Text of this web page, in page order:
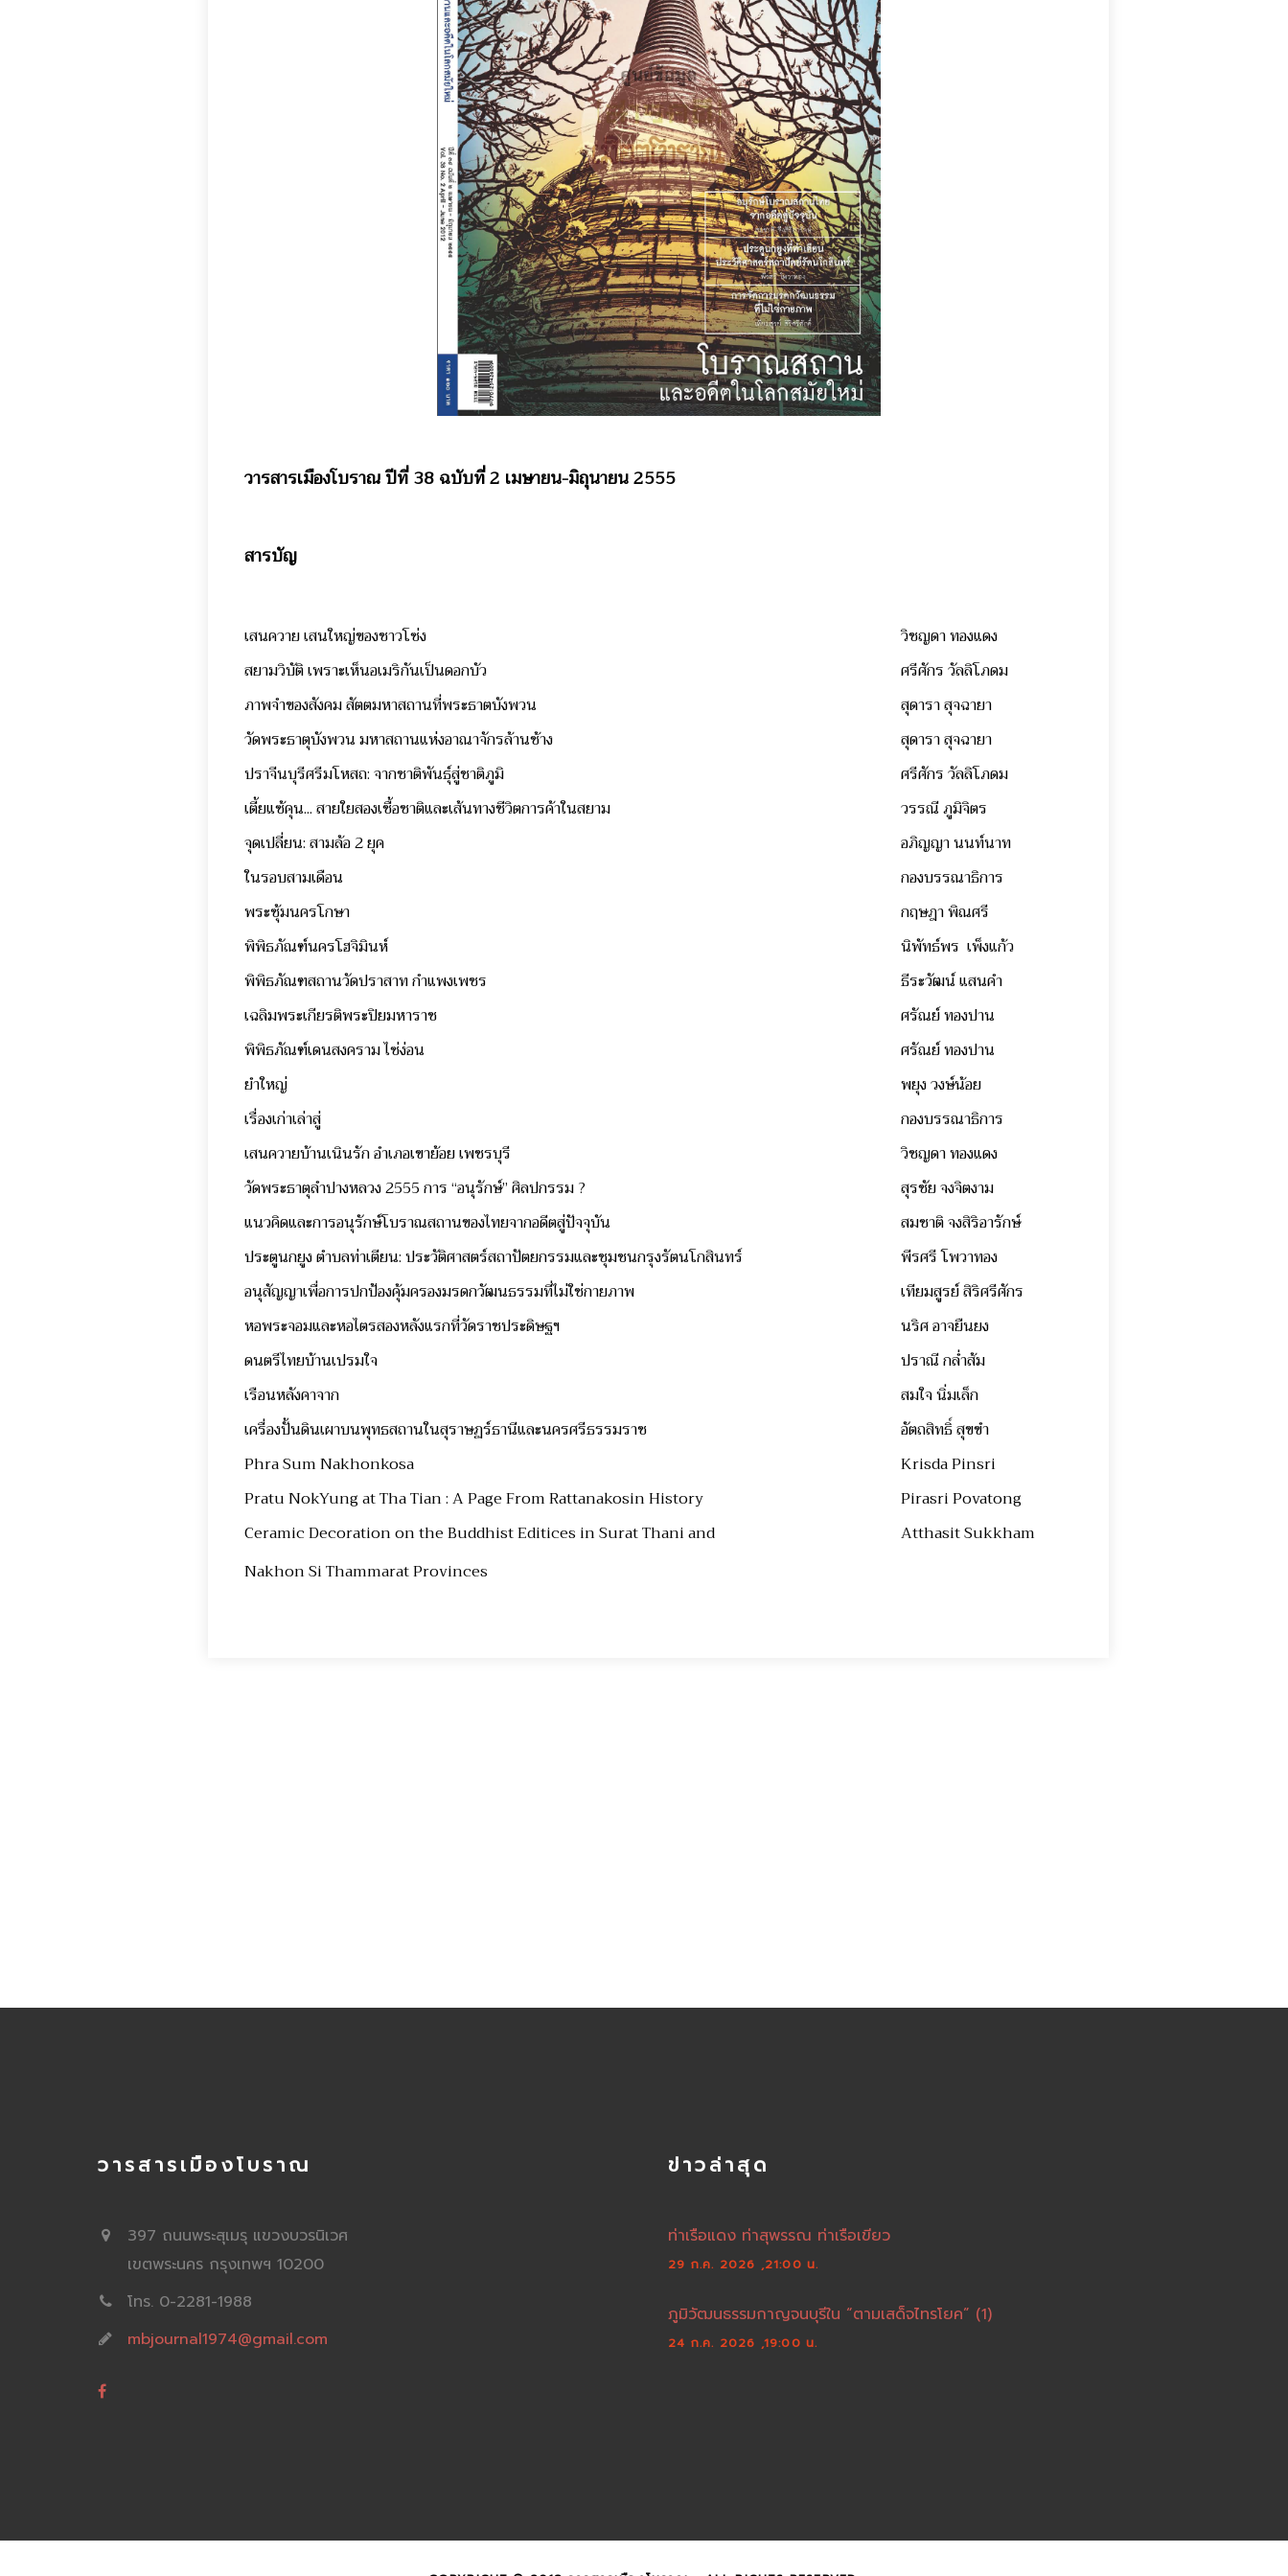
วารสารเมืองโบราณ ปีที่ 38 ฉบับที่ 2 เมษายน-มิถุนายน 2555
สารบัญ
เสนควาย เสนใหญ่ของชาวโซ่ง
วิชญดา ทองแดง
สยามวิบัติ เพราะเห็นอเมริกันเป็นดอกบัว
ศรีศักร วัลลิโภดม
ภาพจำของสังคม สัตตมหาสถานที่พระธาตบังพวน
สุดารา สุจฉายา
วัดพระธาตุบังพวน มหาสถานแห่งอาณาจักรล้านช้าง
สุดารา สุจฉายา
ปราจีนบุรีศรีมโหสถ: จากชาติพันธุ์สู่ชาติภูมิ
ศรีศักร วัลลิโภดม
เตี้ยแซ้คุน... สายใยสองเชื้อชาติและเส้นทางชีวิตการค้าในสยาม
วรรณี ภูมิจิตร
จุดเปลี่ยน: สามล้อ 2 ยุค
อภิญญา นนท์นาท
ในรอบสามเดือน
กองบรรณาธิการ
พระซุ้มนครโกษา
กฤษฎา พิณศรี
พิพิธภัณฑ์นครโฮจิมินห์
นิพัทธ์พร เพ็งแก้ว
พิพิธภัณฑสถานวัดปราสาท กำแพงเพชร
ธีระวัฒน์ แสนคำ
เฉลิมพระเกียรติพระปิยมหาราช
ศรัณย์ ทองปาน
พิพิธภัณฑ์เดนสงคราม ไซ่ง่อน
ศรัณย์ ทองปาน
ยำใหญ่
พยุง วงษ์น้อย
เรื่องเก่าเล่าสู่
กองบรรณาธิการ
เสนควายบ้านเนินรัก อำเภอเขาย้อย เพชรบุรี
วิชญดา ทองแดง
วัดพระธาตุลำปางหลวง 2555 การ “อนุรักษ์” ศิลปกรรม ?
สุรชัย จงจิตงาม
แนวคิดและการอนุรักษ์โบราณสถานของไทยจากอดีตสู่ปัจจุบัน
สมชาติ จงสิริอารักษ์
ประตูนกยูง ตำบลท่าเตียน: ประวัติศาสตร์สถาปัตยกรรมและชุมชนกรุงรัตนโกสินทร์
พีรศรี โพวาทอง
อนุสัญญาเพื่อการปกป้องคุ้มครองมรดกวัฒนธรรมที่ไม่ใช่กายภาพ
เทียมสูรย์ สิริศรีศักร
หอพระจอมและหอไตรสองหลังแรกที่วัดราชประดิษฐฯ
นริศ อาจยืนยง
ดนตรีไทยบ้านเปรมใจ
ปราณี กล่ำส้ม
เรือนหลังคาจาก
สมใจ นิ่มเล็ก
เครื่องปั้นดินเผาบนพุทธสถานในสุราษฏร์ธานีและนครศรีธรรมราช
อัตถสิทธิ์ สุขขำ
Phra Sum Nakhonkosa
Krisda Pinsri
Pratu NokYung at Tha Tian : A Page From Rattanakosin History
Pirasri Povatong
Ceramic Decoration on the Buddhist Editices in Surat Thani and
Nakhon Si Thammarat Provinces
Atthasit Sukkham
วารสารเมืองโบราณ
397 ถนนพระสุเมรุ แขวงบวรนิเวศ
เขตพระนคร กรุงเทพฯ 10200
โทร. 0-2281-1988
mbjournal1974@gmail.com
ข่าวล่าสุด
ท่าเรือแดง ท่าสุพรรณ ท่าเรือเขียว
29 ก.ค. 2026 ,21:00 น.
ภูมิวัฒนธรรมกาญจนบุรีใน “ตามเสด็จไทรโยค” (1)
24 ก.ค. 2026 ,19:00 น.